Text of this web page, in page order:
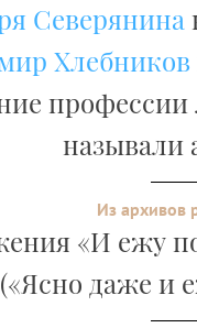
Северянина
Хлебников
профессии
называли
Из архивов
«И ежу
(«Ясно даже и